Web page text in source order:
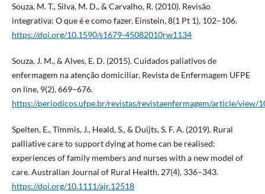
Souza, M. T., Silva, M. D., & Carvalho, R. (2010). Revisão
integrativa: O que é e como fazer. Einstein, 8(1 Pt 1), 102–106.
https://doi.org/10.1590/s1679-45082010rw1134
Souza, J. M., & Alves, E. D. (2015). Cuidados paliativos de
enfermagem na atenção domiciliar. Revista de Enfermagem UFPE
on line, 9(2), 669–676.
https://periodicos.ufpe.br/revistas/revistaenfermagem/article/view/
Spelten, E., Timmis, J., Heald, S., & Duijts, S. F. A. (2019). Rural
palliative care to support dying at home can be realised:
experiences of family members and nurses with a new model of
care. Australian Journal of Rural Health, 27(4), 336–343.
https://doi.org/10.1111/ajr.12518